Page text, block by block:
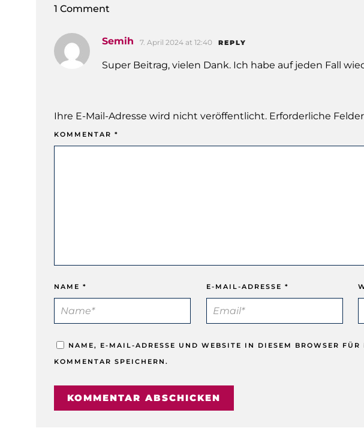
1 Comment
Semih 7. April 2024 at 12:40 REPLY
Super Beitrag, vielen Dank. Ich habe auf jeden Fall
Ihre E-Mail-Adresse wird nicht veröffentlicht. Erforderliche
KOMMENTAR *
NAME * E-MAIL-ADRESSE *
NAME, E-MAIL-ADRESSE UND WEBSITE IN DIESEM BROWSER FÜR
KOMMENTAR SPEICHERN.